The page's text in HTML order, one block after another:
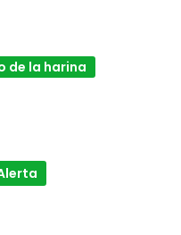
de la harina